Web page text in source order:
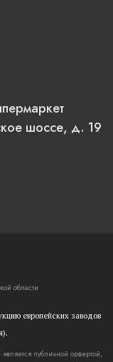
шоссе, д. 19
области
европейских заводов
публичной орфертой,